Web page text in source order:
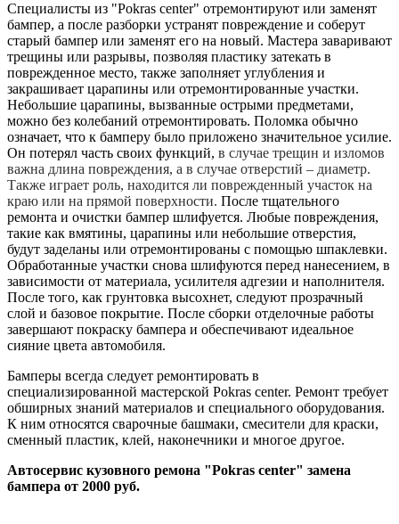
Специалисты из "Pokras center" отремонтируют или заменят
бампер, а после разборки устранят повреждение и соберут
старый бампер или заменят его на новый. Мастера заваривают
трещины или разрывы, позволяя пластику затекать в
поврежденное место, также заполняет углубления и
закрашивает царапины или отремонтированные участки.
Небольшие царапины, вызванные острыми предметами,
можно без колебаний отремонтировать. Поломка обычно
означает, что к бамперу было приложено значительное усилие.
Он потерял часть своих функций, в случае трещин и изломов
важна длина повреждения, а в случае отверстий – диаметр.
Также играет роль, находится ли поврежденный участок на
краю или на прямой поверхности. После тщательного
ремонта и очистки бампер шлифуется. Любые повреждения,
такие как вмятины, царапины или небольшие отверстия,
будут заделаны или отремонтированы с помощью шпаклевки.
Обработанные участки снова шлифуются перед нанесением, в
зависимости от материала, усилителя адгезии и наполнителя.
После того, как грунтовка высохнет, следуют прозрачный
слой и базовое покрытие. После сборки отделочные работы
завершают покраску бампера и обеспечивают идеальное
сияние цвета автомобиля.
Бамперы всегда следует ремонтировать в
специализированной мастерской Pokras center. Ремонт требует
обширных знаний материалов и специального оборудования.
К ним относятся сварочные башмаки, смесители для краски,
сменный пластик, клей, наконечники и многое другое.
Автосервис кузовного ремона "Pokras center" замена
бампера от 2000 руб.